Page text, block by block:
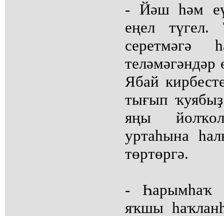
- Йәш һәм
еңел
серетмәгә
Ябай
тығып
яңы
уртаһына
төртөргә.
- Һарымһаҡ
яҡшы